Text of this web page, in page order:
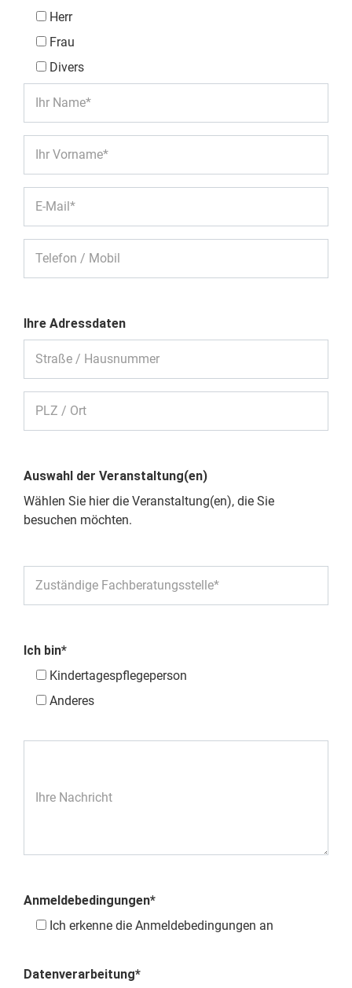
Herr
Frau
Divers
Ihr Name*
Ihr Vorname*
E-Mail*
Telefon / Mobil
Ihre Adressdaten
Straße / Hausnummer
PLZ / Ort
Auswahl der Veranstaltung(en)
Wählen Sie hier die Veranstaltung(en), die Sie
besuchen möchten.
Zuständige Fachberatungsstelle*
Ich bin*
Kindertagespflegeperson
Anderes
Ihre Nachricht
Anmeldebedingungen*
Ich erkenne die Anmeldebedingungen an
Datenverarbeitung*